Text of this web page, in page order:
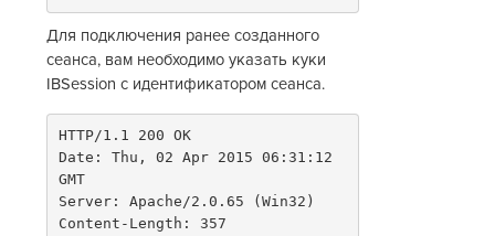
Для подключения ранее созданного
сеанса, вам необходимо указать куки
IBSession с идентификатором сеанса.
HTTP/1.1 200 OK
Date: Thu, 02 Apr 2015 06:31:12
GMT
Server: Apache/2.0.65 (Win32)
Content-Length: 357